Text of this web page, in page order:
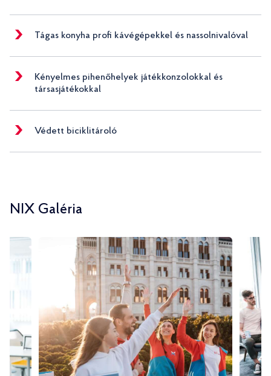
Tágas konyha profi kávégépekkel és nassolnivalóval
Kényelmes pihenőhelyek játékkonzolokkal és
társasjátékokkal
Védett biciklitároló
NIX Galéria